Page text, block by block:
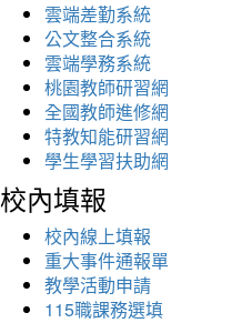
雲端差勤系統
公文整合系統
雲端學務系統
桃園教師研習網
全國教師進修網
特教知能研習網
學生學習扶助網
校內填報
校內線上填報
重大事件通報單
教學活動申請
115職課務選填